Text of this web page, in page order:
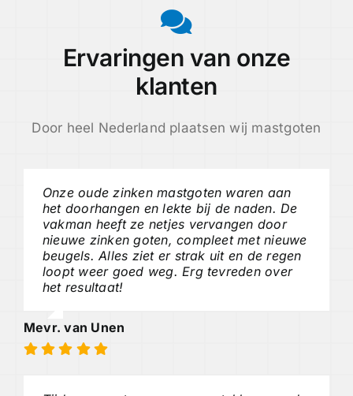
Ervaringen van onze
klanten
Door heel Nederland plaatsen wij mastgoten
Onze oude zinken mastgoten waren aan
het doorhangen en lekte bij de naden. De
vakman heeft ze netjes vervangen door
nieuwe zinken goten, compleet met nieuwe
beugels. Alles ziet er strak uit en de regen
loopt weer goed weg. Erg tevreden over
het resultaat!
Mevr. van Unen